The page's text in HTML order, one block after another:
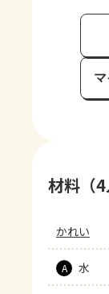
保
材料（4
かれい
A 水